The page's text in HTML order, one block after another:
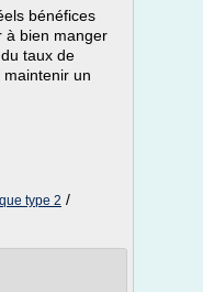
bénéfices
à bien manger
taux de
un
type 2 /